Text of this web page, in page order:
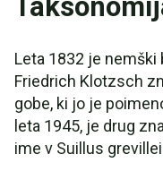
Leta 1832 je
Friedrich Klotzsch
gobe, ki jo je
leta 1945, je drug
ime v Suillus